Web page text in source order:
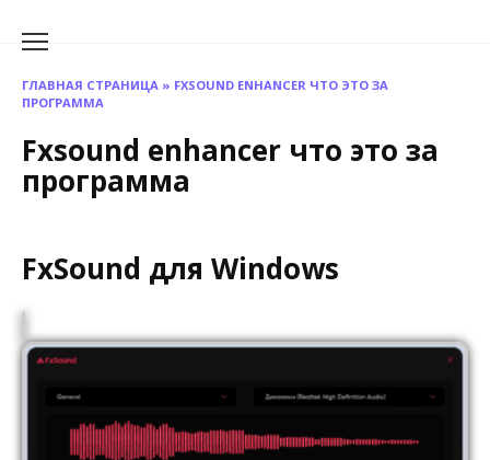
ГЛАВНАЯ СТРАНИЦА » FXSOUND ENHANCER ЧТО ЭТО ЗА
ПРОГРАММА
Fxsound enhancer что это за
программа
FxSound для Windows